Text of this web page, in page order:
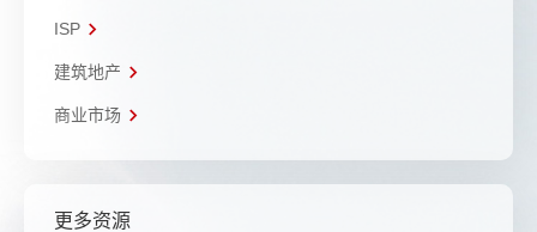
ISP
建筑地产
商业市场
更多资源